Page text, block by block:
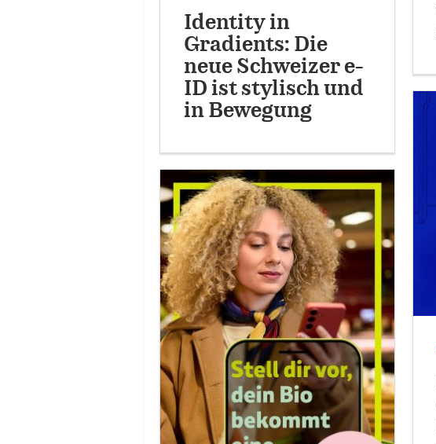
Identity in
Gradients: Die
neue Schweizer e-
ID ist stylisch und
in Bewegung